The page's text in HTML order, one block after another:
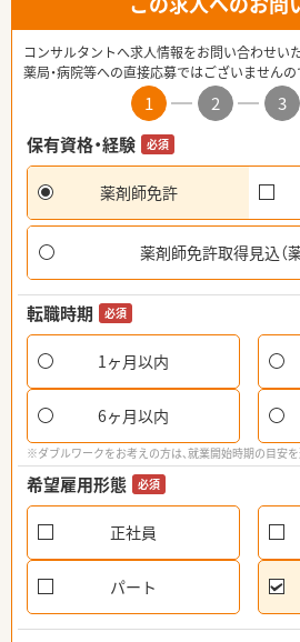
コンサルタントへ求人情報をお問い合わせい
薬局・病院等への直接応募ではございませんの
1 2 3
保有資格・経験
必須
薬剤師免許
薬剤師免許取得見込（
転職時期 必須
1ヶ月以内
6ヶ月以内
※ダブルワークをお考えの方は、就業開始時期の目安
希望雇用形態 必須
正社員
パート